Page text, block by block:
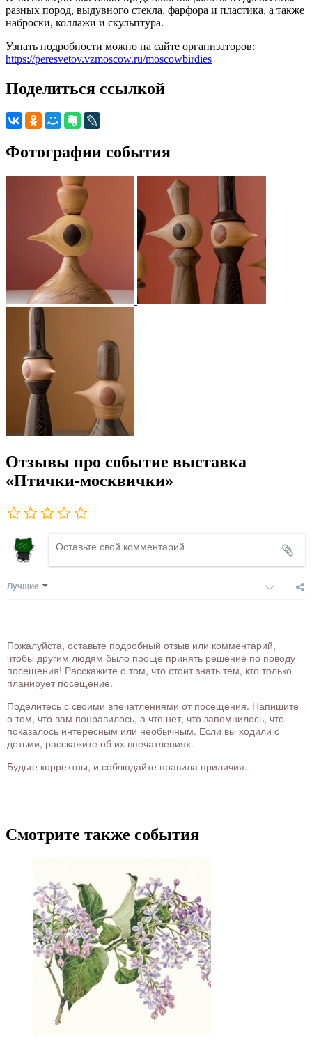
разных пород, выдувного стекла, фарфора и пластика, а также
наброски, коллажи и скульптура.
Узнать подробности можно на сайте организаторов:
https://peresvetov.vzmoscow.ru/moscowbirdies
Поделиться ссылкой
Фотографии события
Отзывы про событие выставка
«Птички-москвички»
Лучшие
Пожалуйста, оставьте подробный отзыв или комментарий,
чтобы другим людям было проще принять решение по поводу
посещения! Расскажите о том, что стоит знать тем, кто только
планирует посещение.
Поделитесь с своими впечатлениями от посещения. Напишите
о том, что вам понравилось, а что нет, что запомнилось, что
показалось интересным или необычным. Если вы ходили с
детьми, расскажите об их впечатлениях.
Будьте корректны, и соблюдайте правила приличия.
Смотрите также события